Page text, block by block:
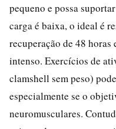
pequeno e possa
carga é baixa, o ideal é
recuperação de 48 horas
intenso. Exercícios de
clamshell sem peso)
especialmente se o
neuromusculares.